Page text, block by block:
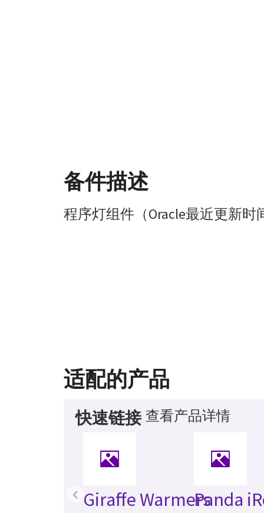
备件描述
程序灯组件（Oracle最近更新时
适配的产品
快速链接 查看产品详情
Giraffe WarmersPanda
‹